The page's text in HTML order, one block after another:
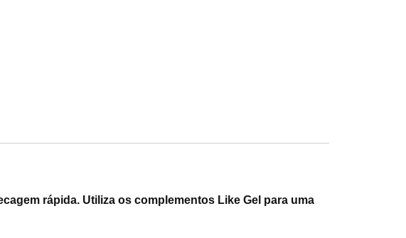
rápida. Utiliza os complementos Like Gel para uma